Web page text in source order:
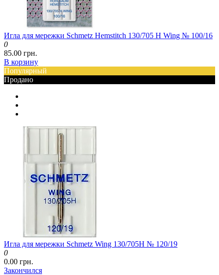
Игла для мережки Schmetz Hemstitch 130/705 H Wing № 100/16
0
85.00 грн.
В корзину
Популярный
Продано
Игла для мережки Schmetz Wing 130/705H № 120/19
0
0.00 грн.
Закончился